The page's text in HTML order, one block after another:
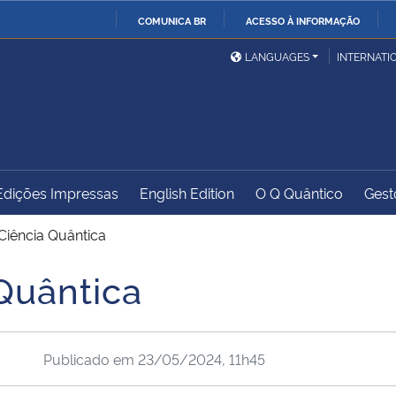
COMUNICA BR ACESSO À INFORMAÇÃO
Ministério da Defesa
Ministério das Relações
Exteriores
Ministério do
Desenvolvimento Regional
Controladoria-Geral da
Advocacia-Geral da União
LANGUAGES
Impressas English Edition O Q Quântico
Quântica
Publicado em 23/05/2024, 11h45